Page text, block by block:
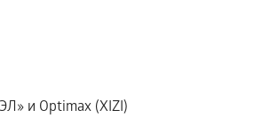
и Optimax (XIZI)